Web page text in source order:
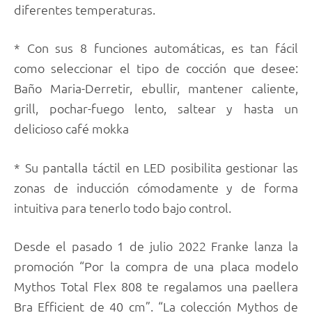
diferentes temperaturas.
* Con sus 8 funciones automáticas, es tan fácil
como seleccionar el tipo de cocción que desee:
Baño Maria-Derretir, ebullir, mantener caliente,
grill, pochar-fuego lento, saltear y hasta un
delicioso café mokka
* Su pantalla táctil en LED posibilita gestionar las
zonas de inducción cómodamente y de forma
intuitiva para tenerlo todo bajo control.
Desde el pasado 1 de julio 2022 Franke lanza la
promoción “Por la compra de una placa modelo
Mythos Total Flex 808 te regalamos una paellera
Bra Efficient de 40 cm”. “La colección Mythos de